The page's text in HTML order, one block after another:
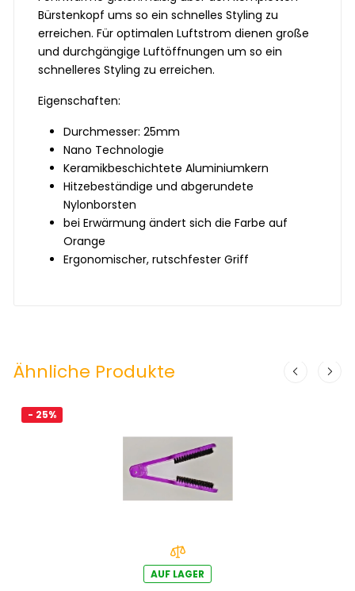
Bürstenkopf ums so ein schnelles Styling zu
erreichen. Für optimalen Luftstrom dienen große
und durchgängige Luftöffnungen um so ein
schnelleres Styling zu erreichen.
Eigenschaften:
Durchmesser: 25mm
Nano Technologie
Keramikbeschichtete Aluminiumkern
Hitzebeständige und abgerundete
Nylonborsten
bei Erwärmung ändert sich die Farbe auf
Orange
Ergonomischer, rutschfester Griff
Ähnliche Produkte
- 25%
AUF LAGER